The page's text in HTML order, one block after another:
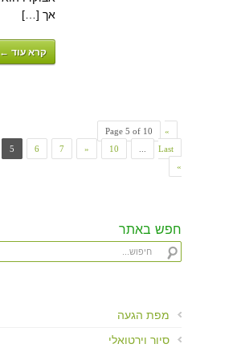
אך […]
קרא עוד ←
Page 5 of 10
«
5 6 7 » 10
Last
»
חפש באתר
מפת הגעה
סיור וירטואלי